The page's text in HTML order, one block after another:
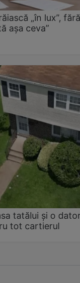
„în lux”, fără
așa ceva”
tatălui și o
tot cartierul